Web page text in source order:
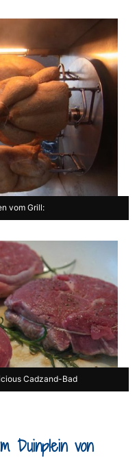
vom Grill:
Cadzand-Bad
Duinplein von